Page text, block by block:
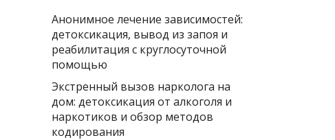
Анонимное лечение зависимостей:
детоксикация, вывод из запоя и
реабилитация с круглосуточной
помощью
Экстренный вызов нарколога на
дом: детоксикация от алкоголя и
наркотиков и обзор методов
кодирования